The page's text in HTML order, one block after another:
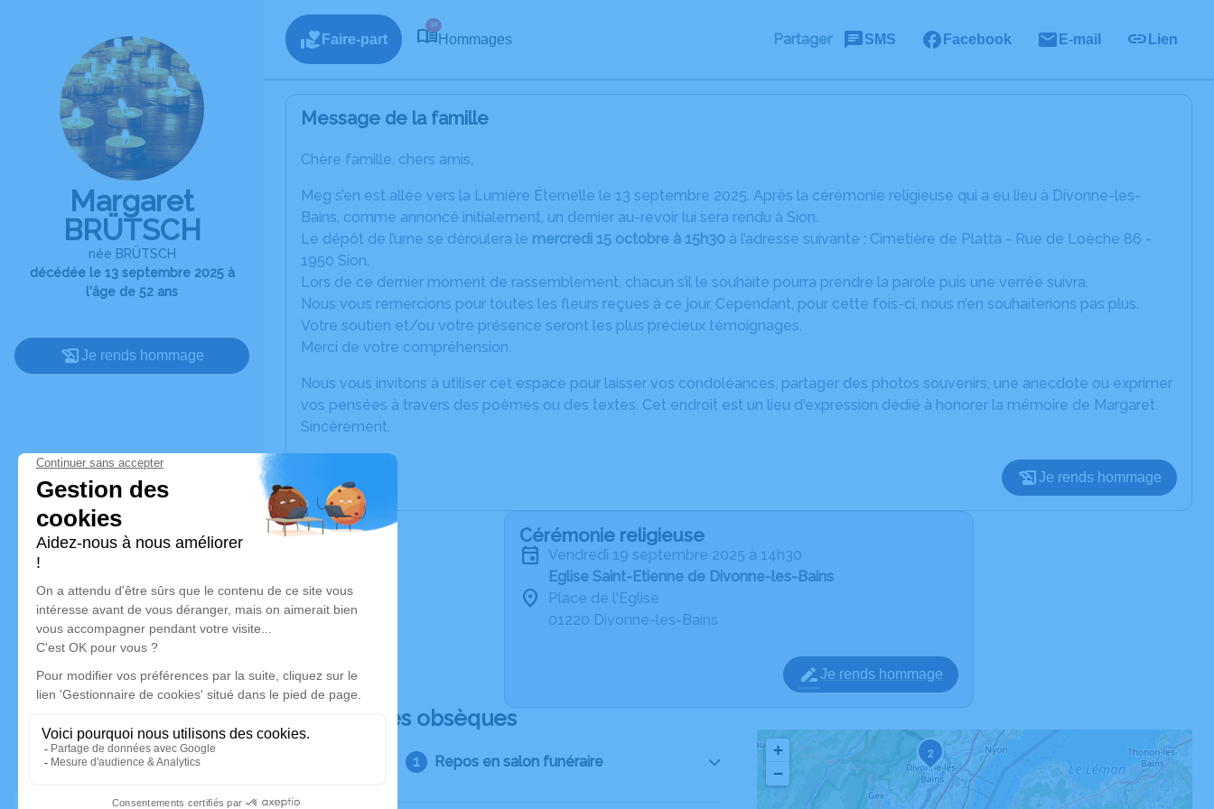
Margaret
BRÜTSCH
née BRÜTSCH
décédée le 13 septembre 2025 à
l'âge de 52 ans
Je rends hommage
Faire-part
34
Hommages Partager SMS Facebook E-mail Lien
Message de la famille
Chère famille, chers amis,
Meg s’en est allée vers la Lumière Éternelle le 13 septembre 2025. Après la cérémonie religieuse qui a eu lieu à Divonne-les-
Bains, comme annoncé initialement, un dernier au-revoir lui sera rendu à Sion.
Le dépôt de l’urne se déroulera le mercredi 15 octobre à 15h30 à l’adresse suivante : Cimetière de Platta - Rue de Loèche 86 -
1950 Sion.
Lors de ce dernier moment de rassemblement, chacun s’il le souhaite pourra prendre la parole puis une verrée suivra.
Nous vous remercions pour toutes les fleurs reçues à ce jour. Cependant, pour cette fois-ci, nous n’en souhaiterions pas plus.
Votre soutien et/ou votre présence seront les plus précieux témoignages.
Merci de votre compréhension.
Nous vous invitons à utiliser cet espace pour laisser vos condoléances, partager des photos souvenirs, une anecdote ou exprimer
vos pensées à travers des poèmes ou des textes. Cet endroit est un lieu d'expression dédié à honorer la mémoire de Margaret.
Sincèrement.
Je rends hommage
Cérémonie religieuse
vendredi 19 septembre 2025 à 14h30
Eglise Saint-Etienne de Divonne-les-Bains
Place de l'Eglise
01220 Divonne-les-Bains
Je rends hommage
Déroulé des obsèques
Repos en salon funéraire 2
+
−